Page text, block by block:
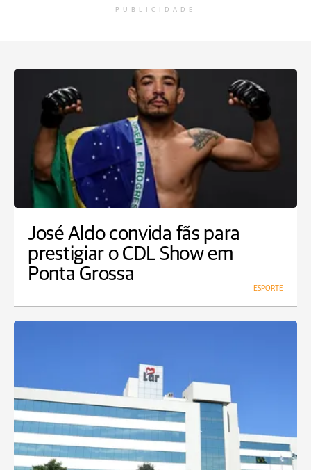
PUBLICIDADE
José Aldo convida fãs para
prestigiar o CDL Show em
Ponta Grossa
ESPORTE